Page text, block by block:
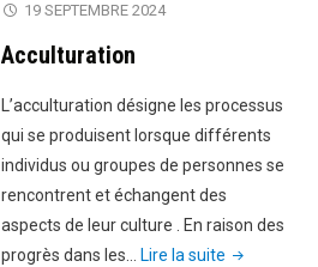
19 SEPTEMBRE 2024
Acculturation
L’acculturation désigne les processus
qui se produisent lorsque différents
individus ou groupes de personnes se
rencontrent et échangent des
aspects de leur culture . En raison des
progrès dans les…
Lire la suite